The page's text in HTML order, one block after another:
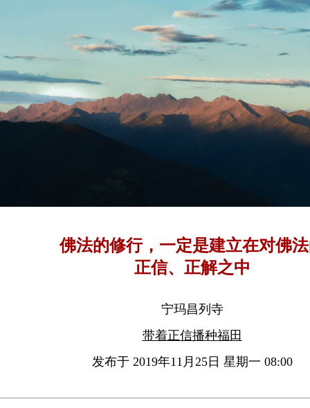
佛法的修行，一定是建立在对佛
正信、正解之中
宁玛昌列寺
带着正信播种福田
发布于 2019年11月25日 星期一 08:00